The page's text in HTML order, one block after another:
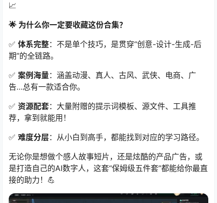
📈
🌟 为什么你一定要收藏这份合集？
✅ 体系完整：不是单个技巧，是贯穿“创意-设计-生成-后
期”的全链路。
✅ 案例海量：涵盖动漫、真人、古风、武侠、电商、广
告…总有一款适合你。
✅ 资源配套：大量附赠的提示词模板、源文件、工具推
荐，拿到就能用！
✅ 难度分层：从小白到高手，都能找到对应的学习路径。
无论你是想做个感人故事短片，还是炫酷的产品广告，或
是打造自己的AI数字人，这套“保姆级五件套”都能给你最直
接的助力！💪